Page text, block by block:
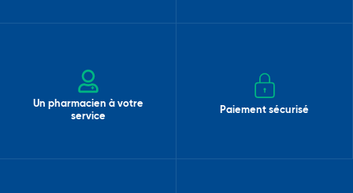
Un pharmacien à votre
service
Paiement sécurisé